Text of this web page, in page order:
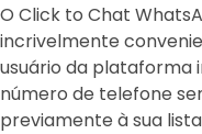
O Click to Chat
incrivelmente
usuário da plataforma
número de telefone
previamente à sua